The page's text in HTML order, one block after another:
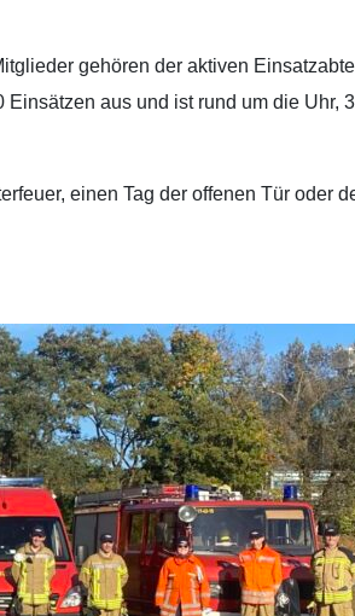
gehören der aktiven
aus und ist rund um die Uhr,
einen Tag der offenen Tür oder